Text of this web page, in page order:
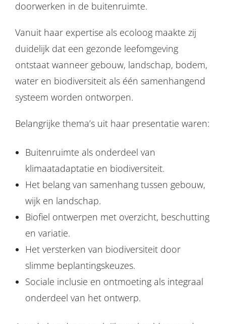
doorwerken in de buitenruimte.
Vanuit haar expertise als ecoloog maakte zij
duidelijk dat een gezonde leefomgeving
ontstaat wanneer gebouw, landschap, bodem,
water en biodiversiteit als één samenhangend
systeem worden ontworpen.
Belangrijke thema’s uit haar presentatie waren:
Buitenruimte als onderdeel van
klimaatadaptatie en biodiversiteit.
Het belang van samenhang tussen gebouw,
wijk en landschap.
Biofiel ontwerpen met overzicht, beschutting
en variatie.
Het versterken van biodiversiteit door
slimme beplantingskeuzes.
Sociale inclusie en ontmoeting als integraal
onderdeel van het ontwerp.